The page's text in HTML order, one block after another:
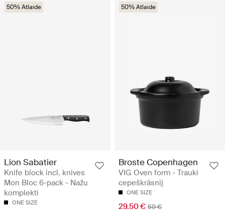
50% Atlaide
Lion Sabatier
Knife block incl. knives
Mon Bloc 6-pack - Nažu
komplekti
ONE SIZE
50% Atlaide
Broste Copenhagen
VIG Oven form - Trauki
cepeškrāsnij
ONE SIZE
29.50 € 59 €